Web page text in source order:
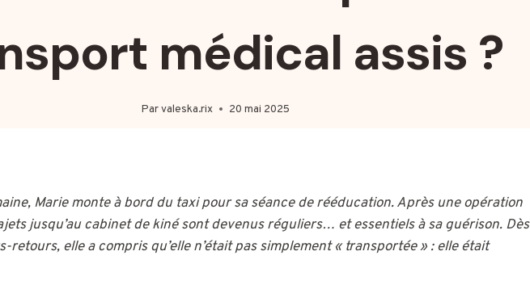
médical assis ?
Parvaleska.rix 20 mai 2025
Mariemonte à bord du taxi pour sa séance de rééducation. Après une opération
jusqu’au cabinet de kiné sont devenus réguliers… et essentiels à sa guérison. Dès
retours, elle a compris qu’elle n’était pas simplement « transportée » : elle était